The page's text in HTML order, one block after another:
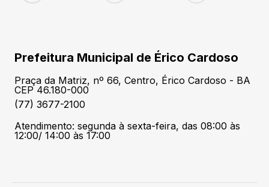
Prefeitura Municipal de Érico Cardoso
Praça da Matriz, nº 66, Centro, Érico Cardoso - BA
CEP 46.180-000
(77) 3677-2100
Atendimento: segunda à sexta-feira, das 08:00 às
12:00/ 14:00 às 17:00